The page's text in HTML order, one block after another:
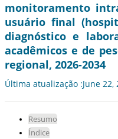
monitoramento
usuário final
diagnóstico e
acadêmicos e de
regional, 2026-2034
Última atualização :June
Resumo
Índice